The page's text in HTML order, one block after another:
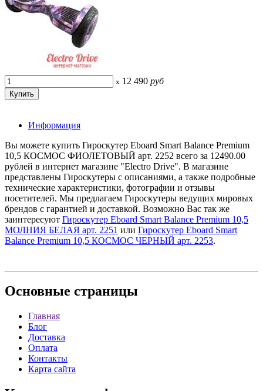
x 12 490 руб
Информация
Вы можете купить Гироскутер Eboard Smart Balance Premium
10,5 КОСМОС ФИОЛЕТОВЫЙ арт. 2252 всего за 12490.00
рублей в интернет магазине "Electro Drive". В магазине
представлены Гироскутеры с описаниями, а также подробные
технические характеристики, фотографии и отзывы
посетителей. Мы предлагаем Гироскутеры ведущих мировых
брендов с гарантией и доставкой. Возможно Вас так же
заинтересуют Гироскутер Eboard Smart Balance Premium 10,5
МОЛНИЯ БЕЛАЯ арт. 2251 или Гироскутер Eboard Smart
Balance Premium 10,5 КОСМОС ЧЕРНЫЙ арт. 2253.
Основные страницы
Главная
Блог
Доставка
Оплата
Контакты
Карта сайта